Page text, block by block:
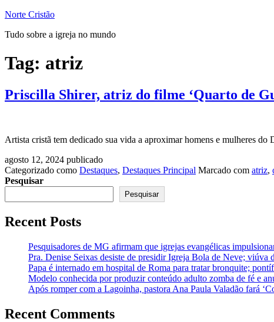
Pular
o
Norte Cristão
Tudo sobre a igreja no mundo
Tag: atriz
Priscilla Shirer, atriz do filme ‘Quarto de
Artista cristã tem dedicado sua vida a aproximar homens e mulheres do
agosto 12, 2024 publicado
Categorizado como Destaques, Destaques Principal Marcado com atriz,
Pesquisar
Pesquisar
Recent Posts
Pesquisadores de MG afirmam que igrejas evangélicas
Pra. Denise Seixas desiste de presidir Igreja Bola de Neve; viúva
Papa é internado em hospital de Roma para tratar bronquite;
Modelo conhecida por produzir conteúdo adulto zomba de fé e
Após romper com a Lagoinha, pastora Ana Paula Valadão fará
Recent Comments